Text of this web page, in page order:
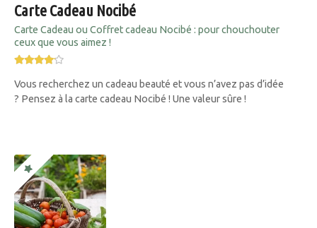
Carte Cadeau Nocibé
Carte Cadeau ou Coffret cadeau Nocibé : pour chouchouter
ceux que vous aimez !
Vous recherchez un cadeau beauté et vous n’avez pas d’idée
? Pensez à la carte cadeau Nocibé ! Une valeur sûre !